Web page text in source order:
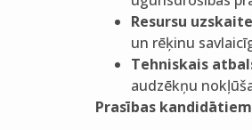
Resursu
un rēķinu
Tehniskais
audzēkņu
Prasības